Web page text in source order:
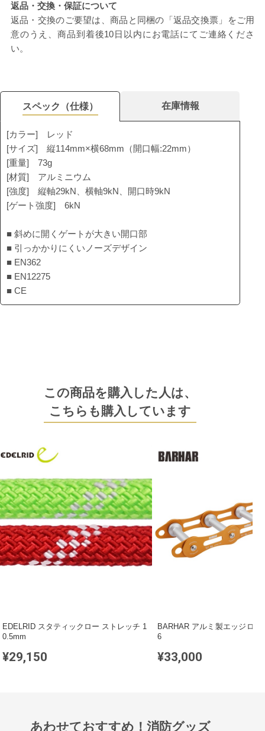
返品・交換・保証について
返品・交換のご要望は、商品と同梱の「返品交換票」をご用
意のうえ、商品到着後10日以内にお電話にてご連絡くださ
い。
スペック（仕様） 在庫情報
[カラー] レッド
[サイズ] 縦114mm×横68mm（開口幅:22mm）
[重量] 73g
[材質] アルミニウム
[強度] 縦軸29kN、横軸9kN、開口時9kN
[ゲート強度] 6kN
■ 斜めに開くゲートが大きい開口部
■ 引っかかりにくいノーズデザイン
■ EN362
■ EN12275
■ CE
この商品を購入した人は、
こちらも購入しています
EDELRID スタティックロー ストレッチ 1
0.5mm
¥29,150
BARHAR アルミ製エッジロー
6
¥33,000
あわせておすすめ！消防グッズ